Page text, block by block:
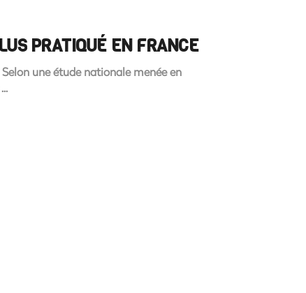
PRATIQUÉ EN FRANCE
une étude nationale menée en